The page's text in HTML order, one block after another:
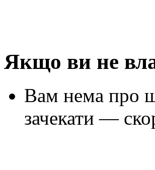
Якщо ви не
Вам нема про
зачекати —